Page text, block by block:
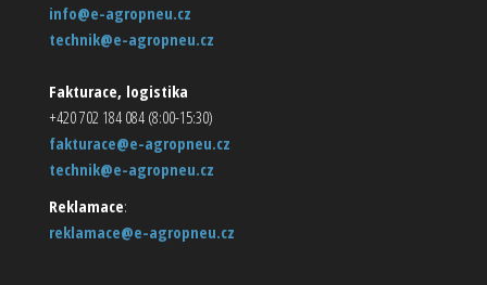
info@e-agropneu.cz
technik@e-agropneu.cz
Fakturace, logistika
+420 702 184 084 (8:00-15:30)
fakturace@e-agropneu.cz
technik@e-agropneu.cz
Reklamace:
reklamace@e-agropneu.cz